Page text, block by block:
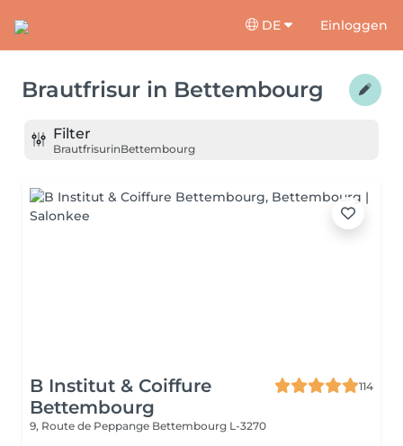
DE Einloggen
Brautfrisur in Bettembourg
Filter
BrautfrisurinBettembourg
B Institut & Coiffure
Bettembourg
114
9, Route de Peppange Bettembourg L-3270